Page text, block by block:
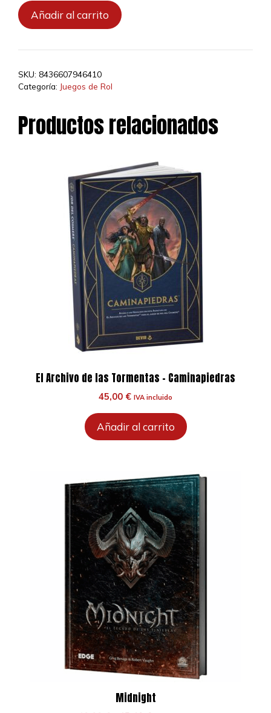
El
Anillo
2ª
-
A
través
Añadir al carrito
SKU: 8436607946410
Categoría: Juegos de Rol
Productos relacionados
El Archivo de las Tormentas – Caminapiedras
45,00 € IVA incluido
Añadir al carrito
Midnight